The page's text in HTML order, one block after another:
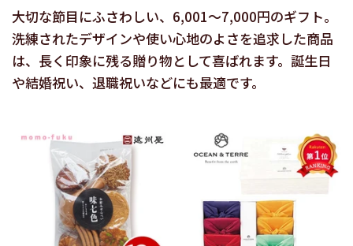
大切な節目にふさわしい、6,001～7,000円のギフト。
洗練されたデザインや使い心地のよさを追求した商品
は、長く印象に残る贈り物として喜ばれます。誕生日
や結婚祝い、退職祝いなどにも最適です。